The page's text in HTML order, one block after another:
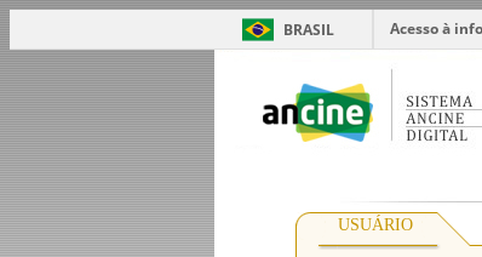
BRASIL Acesso à
USUÁRIO